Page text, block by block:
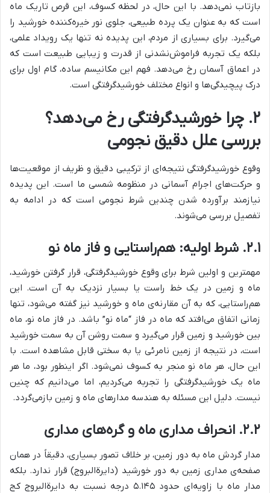
بازتاب نمی‌دهد. با این حال، در لحظه کسوف، این قرص تاریک ماه
است که به عنوان یک پرده طبیعی، جلوی نور خیره‌کننده خورشید را
می‌گیرد. برای بسیاری از مردم، این پدیده نه تنها یک رویداد علمی،
بلکه یک تجربه فراموش‌نشدنی از قدرت و زیبایی طبیعت است که
در اعماق آسمان رخ می‌دهد. فهم این مکانیسم ساده، گام اول برای
درک پیچیدگی‌ها و انواع مختلف خورشیدگرفتگی است.
۲. چرا خورشیدگرفتگی رخ می‌دهد؟
بررسی علل دقیق نجومی
وقوع خورشیدگرفتگی نتیجه‌ای از ترکیبی دقیق و ظریف از موقعیت‌ها
و حرکت‌های اجرام آسمانی در منظومه شمسی ما است. این پدیده
نیازمند برآورده شدن چندین شرط نجومی است که در ادامه به
تفصیل بررسی می‌شوند.
۲.۱. شرط اولیه: هم‌راستایی و فاز ماه نو
مهمترین و اولین شرط برای وقوع خورشیدگرفتگی، قرار گرفتن خورشید،
ماه و زمین در یک خط راست یا بسیار نزدیک به آن است. این
هم‌راستایی، که به آن مقارنه‌ی ماه و خورشید نیز گفته می‌شود، تنها
زمانی اتفاق می‌افتد که ماه در فاز “ماه نو” باشد. در فاز ماه نو، ماه
بین خورشید و زمین قرار می‌گیرد و سمت روشن آن به سمت خورشید
است، در نتیجه از زمین نامرئی یا به سختی قابل مشاهده است. با
این حال، هر ماه نو منجر به کسوف نمی‌شود. اگر اینطور بود، ما هر
ماه یک خورشیدگرفتگی را تجربه می‌کردیم، اما می‌دانیم که چنین
نیست. دلیل این مسئله به هندسه مدارهای ماه و زمین بازمی‌گردد.
۲.۲. انحراف مداری ماه و گره‌های مداری
مدار گردش ماه به دور زمین، بر خلاف تصور بسیاری، دقیقاً در همان
صفحه‌ی مداری زمین به دور خورشید (دایرةالبروج) قرار ندارد. بلکه
مدار ماه با زاویه‌ای حدود ۵.۱۴۵ درجه نسبت به دایرةالبروج کج